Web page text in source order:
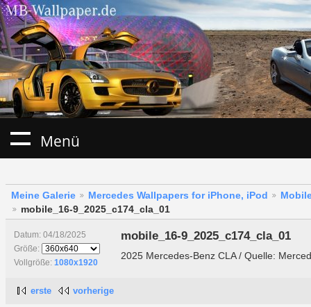
Menü
Meine Galerie Mercedes Wallpapers for iPhone, iPod
mobile_16-9_2025_c174_cla_01
Datum: 04/18/2025
Größe:
Vollgröße: 1080x1920
mobile_16-9_2025_c174_cla_01
2025 Mercedes-Benz CLA / Quelle:
erste vorherige